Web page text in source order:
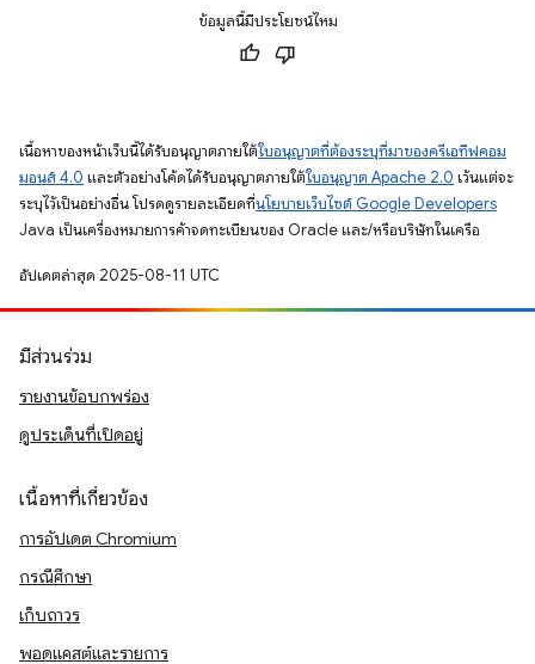
ข้อมูลนี้มีประโยชน์ไหม
เนื้อหาของหน้าเว็บนี้ได้รับอนุญาตภายใต้ใบอนุญาตที่ต้องระบุที่มาของครีเอทีฟคอม
มอนส์ 4.0 และตัวอย่างโค้ดได้รับอนุญาตภายใต้ใบอนุญาต Apache 2.0 เว้นแต่จะ
ระบุไว้เป็นอย่างอื่น โปรดดูรายละเอียดที่นโยบายเว็บไซต์ Google Developers
Java เป็นเครื่องหมายการค้าจดทะเบียนของ Oracle และ/หรือบริษัทในเครือ
อัปเดตล่าสุด 2025-08-11 UTC
มีส่วนร่วม
รายงานข้อบกพร่อง
ดูประเด็นที่เปิดอยู่
เนื้อหาที่เกี่ยวข้อง
การอัปเดต Chromium
กรณีศึกษา
เก็บถาวร
พอดแคสต์และรายการ